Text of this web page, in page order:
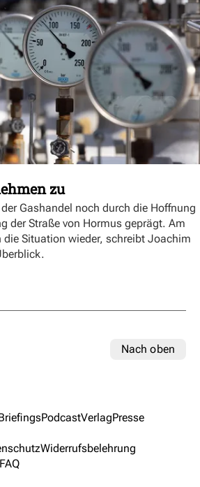
zu
Gashandel noch durch die Hoffnung
der Straße von Hormus geprägt. Am
die Situation wieder, schreibt Joachim
Nach oben
PodcastVerlagPresse
Widerrufsbelehrung